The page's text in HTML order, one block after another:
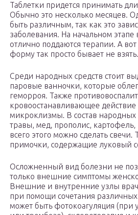
Таблетки придется принимать
Обычно это несколько месяцев.
быть различным, так как это
заболевания. На начальном
отлично поддаются терапии. А
форму так просто бывает не взять.
Среди народных средств стоит
паровые ванночки, которые
геморроя. Также
кровоостанавливающее
микроклизмы. В состав народных
травы, мед, прополис, картофель,
всего этого можно сделать
примочки, содержащие луковый
Осложненный вид болезни не
только внешние симптомы
Внешние и внутренние узлы врач
при помощи сочетания
может быть фотокоагуляция (при